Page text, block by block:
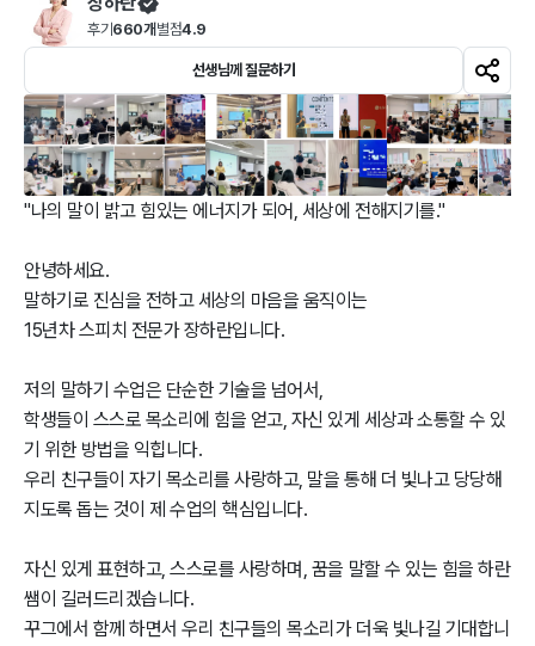
후기 660개 별점4.9
선생님께 질문하기
"나의 말이 밝고 힘있는 에너지가 되어, 세상에 전해지기를."
안녕하세요.
말하기로 진심을 전하고 세상의 마음을 움직이는
15년차 스피치 전문가 장하란입니다.
저의 말하기 수업은 단순한 기술을 넘어서,
학생들이 스스로 목소리에 힘을 얻고, 자신 있게 세상과 소통할 수 있
기 위한 방법을 익힙니다.
우리 친구들이 자기 목소리를 사랑하고, 말을 통해 더 빛나고 당당해
지도록 돕는 것이 제 수업의 핵심입니다.
자신 있게 표현하고, 스스로를 사랑하며, 꿈을 말할 수 있는 힘을 하란
쌤이 길러드리겠습니다.
꾸그에서 함께 하면서 우리 친구들의 목소리가 더욱 빛나길 기대합니